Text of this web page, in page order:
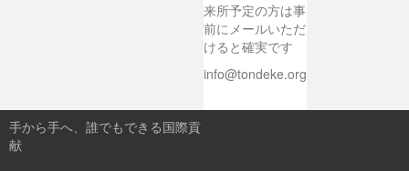
来所予定の方は事
前にメールいただ
けると確実です
info@tondeke.org
手から手へ、誰でもできる国際貢
献